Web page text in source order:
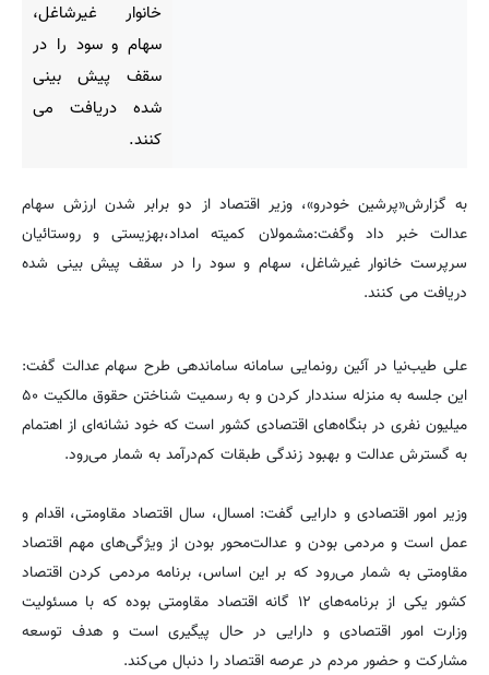
خانوار غیرشاغل،
سهام و سود را در
سقف پیش بینی
شده دریافت می
کنند.
به گزارش«پرشین خودرو»، وزیر اقتصاد از دو برابر شدن ارزش سهام
عدالت خبر داد وگفت:مشمولان کمیته امداد،بهزیستی و روستائیان
سرپرست خانوار غیرشاغل، سهام و سود را در سقف پیش بینی شده
دریافت می کنند.
علی طیب‌نیا در آئین رونمایی سامانه ساماندهی طرح سهام عدالت گفت:
این جلسه به منزله سنددار کردن و به رسمیت شناختن حقوق مالکیت ۵۰
میلیون نفری در بنگاه‌های اقتصادی کشور است که خود نشانه‌ای از اهتمام
به گسترش عدالت و بهبود زندگی طبقات کم‌درآمد به شمار می‌رود.
وزیر امور اقتصادی و دارایی گفت: امسال، سال اقتصاد مقاومتی، اقدام و
عمل است و مردمی بودن و عدالت‌محور بودن از ویژگی‌های مهم اقتصاد
مقاومتی به شمار می‌رود که بر این اساس، برنامه مردمی کردن اقتصاد
کشور یکی از برنامه‌های ۱۲ گانه اقتصاد مقاومتی بوده که با مسئولیت
وزارت امور اقتصادی و دارایی در حال پیگیری است و هدف توسعه
مشارکت و حضور مردم در عرصه اقتصاد را دنبال می‌کند.